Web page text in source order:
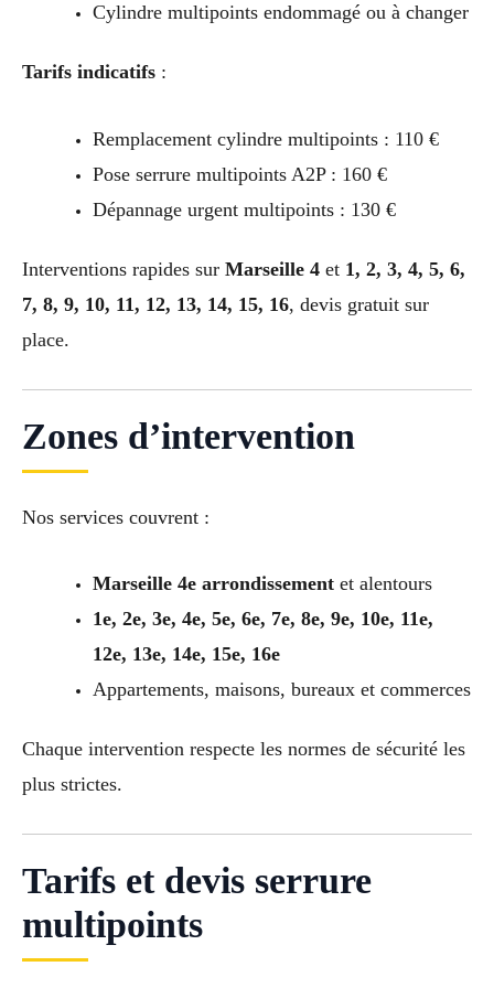
Cylindre multipoints endommagé ou à changer
Tarifs indicatifs :
Remplacement cylindre multipoints : 110 €
Pose serrure multipoints A2P : 160 €
Dépannage urgent multipoints : 130 €
Interventions rapides sur Marseille 4 et 1, 2, 3, 4, 5, 6,
7, 8, 9, 10, 11, 12, 13, 14, 15, 16, devis gratuit sur
place.
Zones d’intervention
Nos services couvrent :
Marseille 4e arrondissementet alentours
1e, 2e, 3e, 4e, 5e, 6e, 7e, 8e, 9e, 10e, 11e,
12e, 13e, 14e, 15e, 16e
Appartements, maisons, bureaux et commerces
Chaque intervention respecte les normes de sécurité les
plus strictes.
Tarifs et devis serrure
multipoints